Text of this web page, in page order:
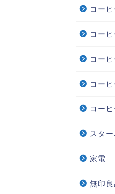
コー
コー
コー
コー
コー
スタ
家電
無印良